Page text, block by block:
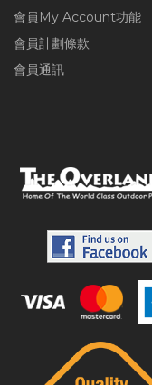
會員My Account功能
會員計劃條款
會員通訊